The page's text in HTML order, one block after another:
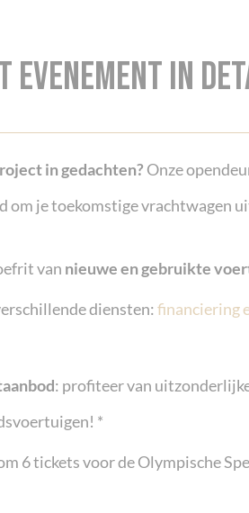
evenement in
in gedachten? Onze
om je toekomstige vrachtwagen
van nieuwe en gebruikte
diensten:financiering
: profiteer van
*
6 tickets voor de Olympische